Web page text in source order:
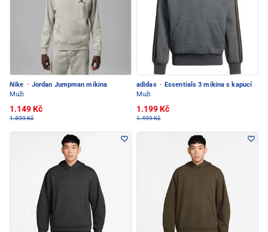
Nike · Jordan Jumpman mikina
Muži
1.149 Kč
1.599 Kč
adidas · Essentials 3 mikina s kapucí
Muži
1.199 Kč
1.499 Kč